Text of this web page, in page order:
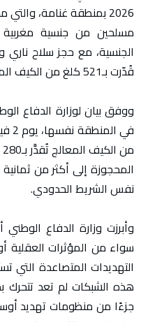
2026 بمنطقة غنامة،
مسلحين من جنسية
الجنسية، مع حجز سلاح
قُدّرت بـ521 كلغ من الكيف المعالج.
ووفق بيان لوزارة الدفاع
المحجوزة إلى أكثر من
نفس الشريط الحدودي.
وأبرزت وزارة الدفاع
سواء من المؤثرات
التهديدات المتصاعدة التي
هذه الشبكات لم تعد تتحرك
جزءًا من منظومات تهديد